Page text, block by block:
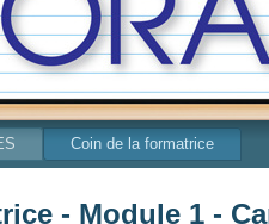
Coin de la formatrice
- Module 1 -